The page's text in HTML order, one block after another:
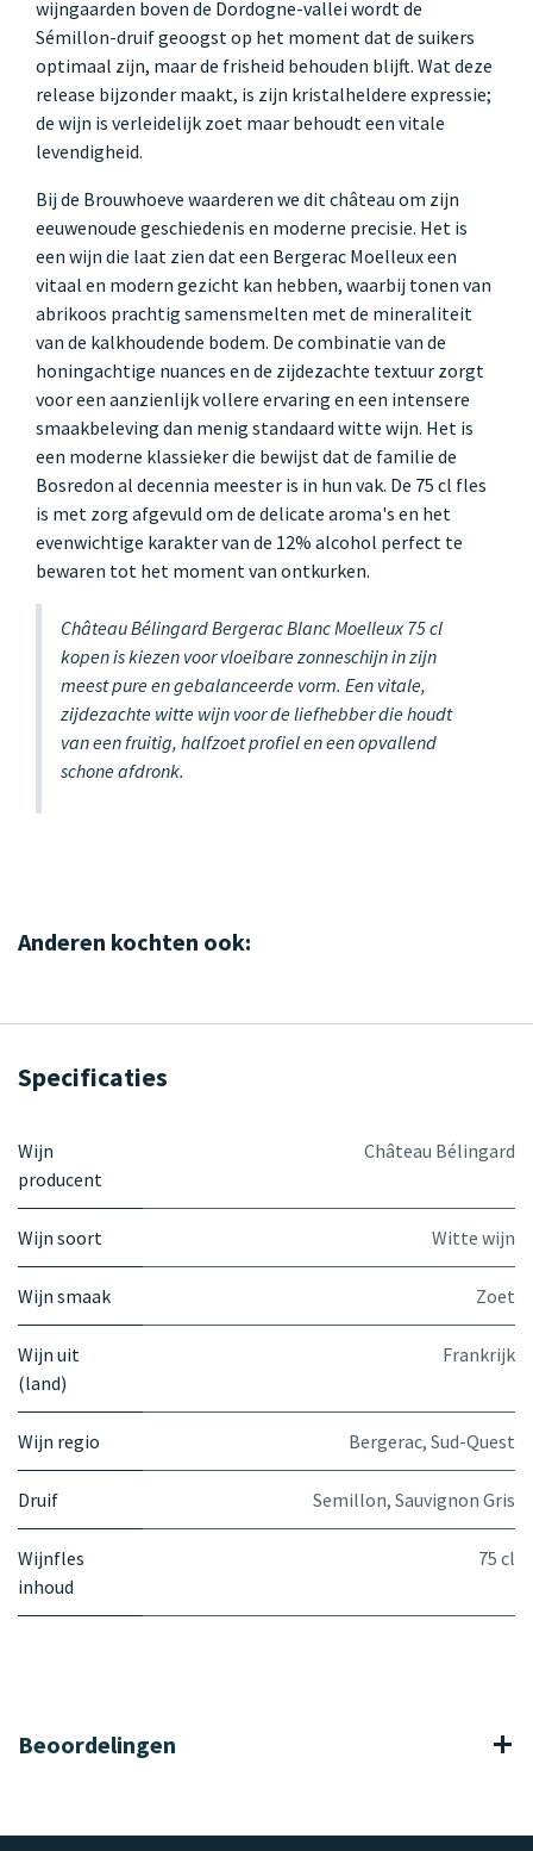
wijngaarden boven de Dordogne-vallei wordt de
Sémillon-druif geoogst op het moment dat de suikers
optimaal zijn, maar de frisheid behouden blijft. Wat deze
release bijzonder maakt, is zijn kristalheldere expressie;
de wijn is verleidelijk zoet maar behoudt een vitale
levendigheid.
Bij de Brouwhoeve waarderen we dit château om zijn
eeuwenoude geschiedenis en moderne precisie. Het is
een wijn die laat zien dat een Bergerac Moelleux een
vitaal en modern gezicht kan hebben, waarbij tonen van
abrikoos prachtig samensmelten met de mineraliteit
van de kalkhoudende bodem. De combinatie van de
honingachtige nuances en de zijdezachte textuur zorgt
voor een aanzienlijk vollere ervaring en een intensere
smaakbeleving dan menig standaard witte wijn. Het is
een moderne klassieker die bewijst dat de familie de
Bosredon al decennia meester is in hun vak. De 75 cl fles
is met zorg afgevuld om de delicate aroma's en het
evenwichtige karakter van de 12% alcohol perfect te
bewaren tot het moment van ontkurken.
Château Bélingard Bergerac Blanc Moelleux 75 cl
kopen is kiezen voor vloeibare zonneschijn in zijn
meest pure en gebalanceerde vorm. Een vitale,
zijdezachte witte wijn voor de liefhebber die houdt
van een fruitig, halfzoet profiel en een opvallend
schone afdronk.
Anderen kochten ook:
Specificaties
Wijn
producent
Château Bélingard
Wijn soort Witte wijn
Wijn smaak Zoet
Wijn uit
(land)
Frankrijk
Wijn regio Bergerac, Sud-Quest
Druif Semillon, Sauvignon Gris
Wijnfles
inhoud
75 cl
Beoordelingen